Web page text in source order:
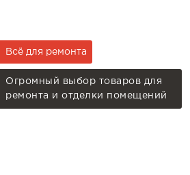
Всё для ремонта
Огромный выбор товаров для
ремонта и отделки помещений